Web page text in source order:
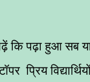
से इसके बच्चों को
और
पढ़ा हुआ सब
प्रिय